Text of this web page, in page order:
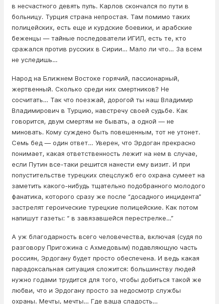
в несчастного девять пуль. Карлов скончался по пути в
больницу. Турция страна непростая. Там помимо таких
полицейских, есть еще и курдские боевики, и арабские
беженцы — тайные последователи ИГИЛ, есть те, кто
сражался против русских в Сирии… Мало ли что… За всем
не уследишь…
Народ на Ближнем Востоке горячий, пассионарный,
жертвенный. Сколько среди них смертников? Не
сосчитать… Так что поезжай, дорогой ты наш Владимир
Владимирович в Турцию, навстречу своей судьбе. Как
говорится, двум смертям не бывать, а одной — не
миновать. Кому суждено быть повешенным, тот не утонет.
Семь бед — один ответ… Уверен, что Эрдоган прекрасно
понимает, какая ответственность лежит на нем в случае,
если Путин все-таки решится нанести ему визит. И при
попустительстве турецких спецслужб его охрана сумеет на
заметить какого-нибудь тщательно подобранного молодого
фанатика, которого сразу же после “досадного инцидента”
застрелят героические турецкие полицейские. Как потом
напишут газеты: “ в завязавшейся перестрелке…”
А уж благодарность всего человечества, включая (судя по
разговору Пригожина с Ахмедовым) подавляющую часть
россиян, Эрдогану будет просто обеспечена. И ведь какая
парадоксальная ситуация сложится: большинству людей
нужно годами трудится для того, чтобы добиться такой же
любви, что и Эрдогану просто за недосмотр службы
охраны. Мечты, мечты… Где ваша сладость…